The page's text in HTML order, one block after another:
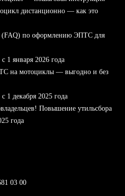
дистанционно — как это
(FAQ) по оформлению ЭПТС для
1 января 2026 года
на мотоциклы — выгодно и без
1 декабря 2025 года
Повышение утильсбора
года
03 00